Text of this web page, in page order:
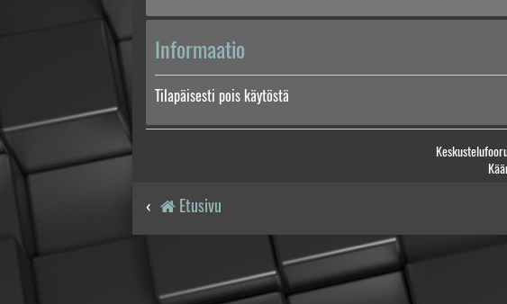
Informaatio
Tilapäisesti pois käytöstä
Etusivu